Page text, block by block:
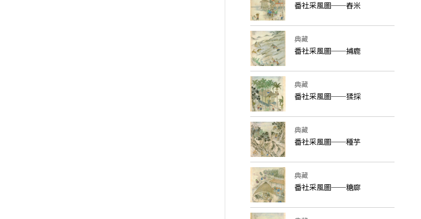
番社采風圖──舂米
典藏
番社采風圖──捕鹿
典藏
番社采風圖──猱採
典藏
番社采風圖──種芋
典藏
番社采風圖──糖廍